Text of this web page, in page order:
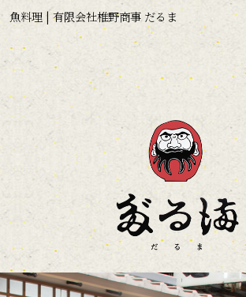
魚料理 | 有限会社椎野商事 だるま